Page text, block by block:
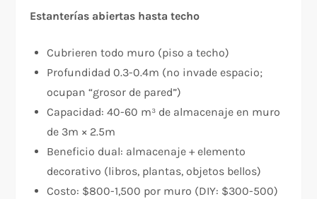
Estanterías abiertas hasta techo
Cubrieren todo muro (piso a techo)
Profundidad 0.3-0.4m (no invade espacio;
ocupan “grosor de pared”)
Capacidad: 40-60 m³ de almacenaje en muro
de 3m × 2.5m
Beneficio dual: almacenaje + elemento
decorativo (libros, plantas, objetos bellos)
Costo: $800-1,500 por muro (DIY: $300-500)